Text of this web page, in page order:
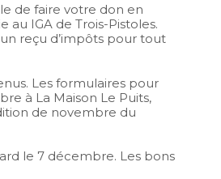
de faire votre don en
IGA de Trois-Pistoles.
reçu d’impôts pour tout
Les formulaires pour
à La Maison Le Puits,
de novembre du
le 7 décembre. Les bons